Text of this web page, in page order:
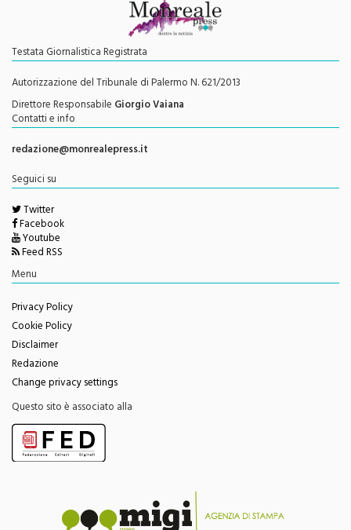
Testata Giornalistica Registrata
Autorizzazione del Tribunale di Palermo N. 621/2013
Direttore ResponsabileGiorgio Vaiana
Contatti e info
redazione@monrealepress.it
Twitter
Facebook
Youtube
Feed RSS
Menu
Privacy Policy
Cookie Policy
Disclaimer
Redazione
Change privacy settings
Questo sito è associato alla